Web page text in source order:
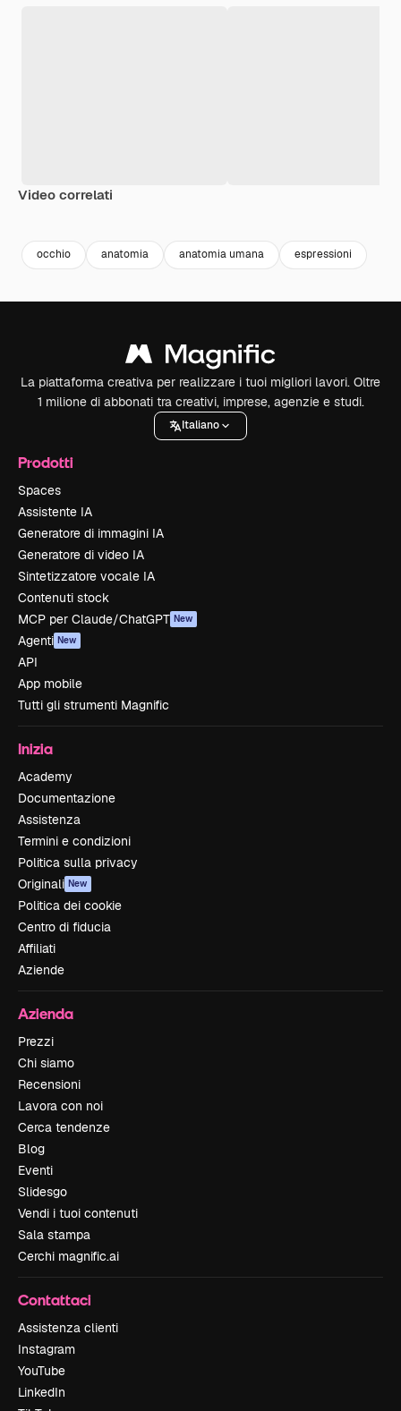
Video correlati
occhio anatomia anatomia umana espressioni
La piattaforma creativa per realizzare i tuoi migliori lavori. Oltre
1 milione di abbonati tra creativi, imprese, agenzie e studi.
Italiano
Prodotti
Spaces
Assistente IA
Generatore di immagini IA
Generatore di video IA
Sintetizzatore vocale IA
Contenuti stock
MCP per Claude/ChatGPT New
Agenti New
API
App mobile
Tutti gli strumenti Magnific
Inizia
Academy
Documentazione
Assistenza
Termini e condizioni
Politica sulla privacy
Originali New
Politica dei cookie
Centro di fiducia
Affiliati
Aziende
Azienda
Prezzi
Chi siamo
Recensioni
Lavora con noi
Cerca tendenze
Blog
Eventi
Slidesgo
Vendi i tuoi contenuti
Sala stampa
Cerchi magnific.ai
Contattaci
Assistenza clienti
Instagram
YouTube
LinkedIn